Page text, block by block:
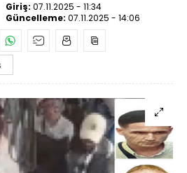
Giriş: 07.11.2025 - 11:34
Güncelleme: 07.11.2025 - 14:06